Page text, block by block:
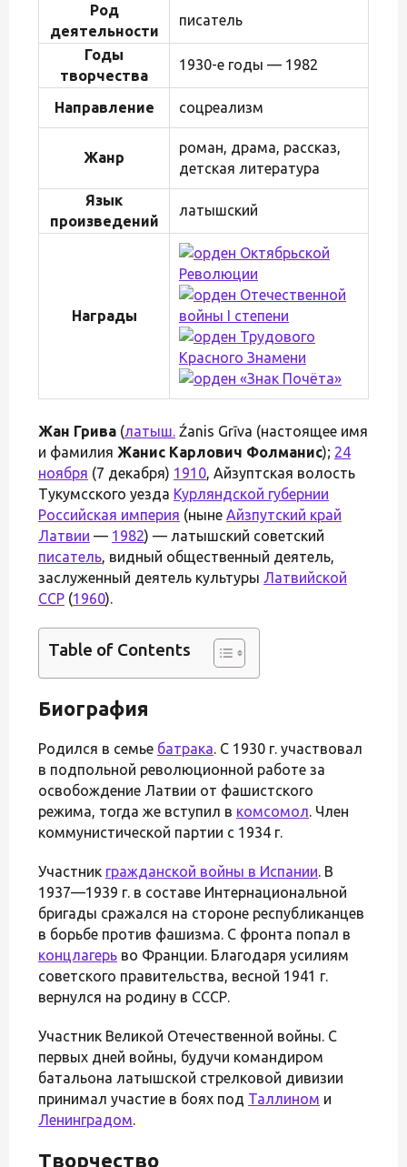
Род
деятельности
писатель
Годы
творчества
1930-е годы — 1982
Направление соцреализм
Жанр
роман, драма, рассказ,
детская литература
Язык
произведений
латышский
Награды
Жан Грива (латыш. Źanis Grīva (настоящее имя
и фамилия Жанис Карлович Фолманис); 24
ноября (7 декабря) 1910, Айзуптская волость
Тукумсского уезда Курляндской губернии
Российская империя (ныне Айзпутский край
Латвии — 1982) — латышский советский
писатель, видный общественный деятель,
заслуженный деятель культуры Латвийской
ССР (1960).
Table of Contents
Биография
Родился в семье батрака. С 1930 г. участвовал
в подпольной революционной работе за
освобождение Латвии от фашистского
режима, тогда же вступил в комсомол. Член
коммунистической партии с 1934 г.
Участник гражданской войны в Испании. В
1937—1939 г. в составе Интернациональной
бригады сражался на стороне республиканцев
в борьбе против фашизма. С фронта попал в
концлагерь во Франции. Благодаря усилиям
советского правительства, весной 1941 г.
вернулся на родину в СССР.
Участник Великой Отечественной войны. С
первых дней войны, будучи командиром
батальона латышской стрелковой дивизии
принимал участие в боях под Таллином и
Ленинградом.
Творчество